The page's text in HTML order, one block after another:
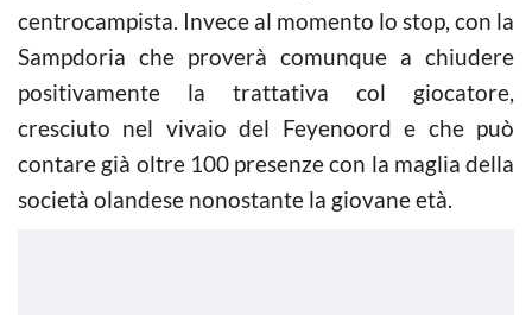
centrocampista. Invece al momento lo stop, con la
Sampdoria che proverà comunque a chiudere
positivamente la trattativa col giocatore,
cresciuto nel vivaio del Feyenoord e che può
contare già oltre 100 presenze con la maglia della
società olandese nonostante la giovane età.